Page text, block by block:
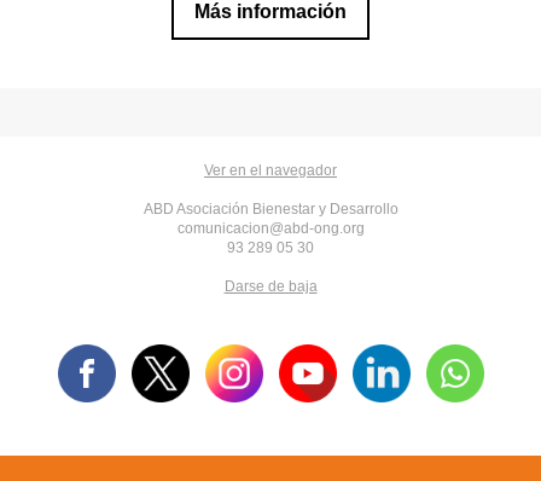
Más información
Ver en el navegador
ABD Asociación Bienestar y Desarrollo
comunicacion@abd-ong.org
93 289 05 30
Darse de baja